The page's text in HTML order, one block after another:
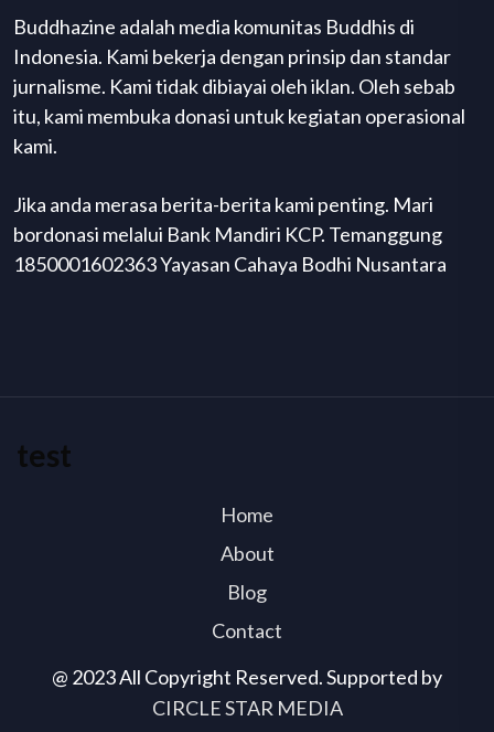
Buddhazine adalah media komunitas Buddhis di
Indonesia. Kami bekerja dengan prinsip dan standar
jurnalisme. Kami tidak dibiayai oleh iklan. Oleh sebab
itu, kami membuka donasi untuk kegiatan operasional
kami.
Jika anda merasa berita-berita kami penting. Mari
bordonasi melalui Bank Mandiri KCP. Temanggung
1850001602363 Yayasan Cahaya Bodhi Nusantara
@ 2023 All Copyright Reserved. Supported by
CIRCLE STAR MEDIA
test
Home
About
Blog
Contact